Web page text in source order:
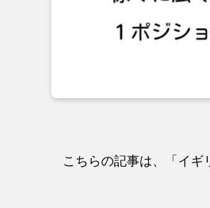
こちらの記事は、「イギ